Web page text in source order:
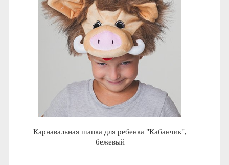
Карнавальная шапка для ребенка "Кабанчик",
бежевый